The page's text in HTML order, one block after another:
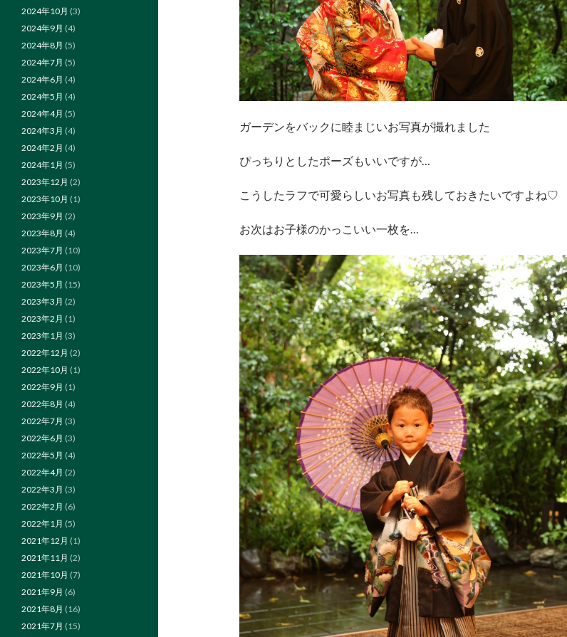
ガーデンをバックに睦まじいお写真が撮れました
ぴっちりとしたポーズもいいですが…
こうしたラフで可愛らしいお写真も残しておきたいですよね♡
お次はお子様のかっこいい一枚を…
2024年10月 (3)
2024年9月 (4)
2024年8月 (5)
2024年7月 (5)
2024年6月 (4)
2024年5月 (4)
2024年4月 (5)
2024年3月 (4)
2024年2月 (4)
2024年1月 (5)
2023年12月 (2)
2023年10月 (1)
2023年9月 (2)
2023年8月 (4)
2023年7月 (10)
2023年6月 (10)
2023年5月 (15)
2023年3月 (2)
2023年2月 (1)
2023年1月 (3)
2022年12月 (2)
2022年10月 (1)
2022年9月 (1)
2022年8月 (4)
2022年7月 (3)
2022年6月 (3)
2022年5月 (4)
2022年4月 (2)
2022年3月 (3)
2022年2月 (6)
2022年1月 (5)
2021年12月 (1)
2021年11月 (2)
2021年10月 (7)
2021年9月 (6)
2021年8月 (16)
2021年7月 (15)